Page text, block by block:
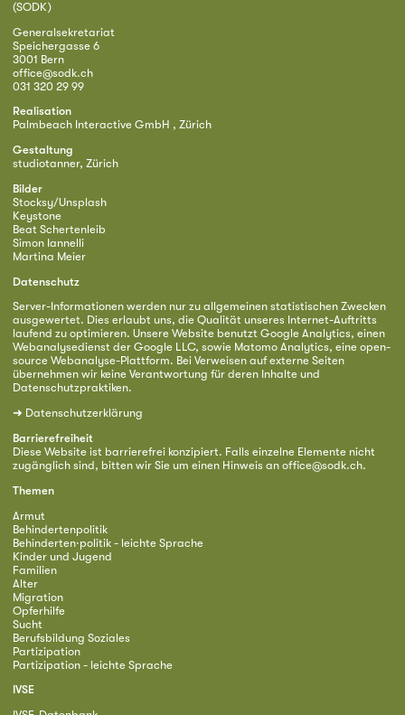
(SODK)
Generalsekretariat
Speichergasse 6
3001 Bern
office@sodk.ch
031 320 29 99
Realisation
Palmbeach Interactive GmbH , Zürich
Gestaltung
studiotanner, Zürich
Bilder
Stocksy/Unsplash
Keystone
Beat Schertenleib
Simon Iannelli
Martina Meier
Datenschutz
Server-Informationen werden nur zu allgemeinen statistischen Zwecken
ausgewertet. Dies erlaubt uns, die Qualität unseres Internet-Auftritts
laufend zu optimieren. Unsere Website benutzt Google Analytics, einen
Webanalysedienst der Google LLC, sowie Matomo Analytics, eine open-
source Webanalyse-Plattform. Bei Verweisen auf externe Seiten
übernehmen wir keine Verantwortung für deren Inhalte und
Datenschutzpraktiken.
➜ Datenschutzerklärung
Barrierefreiheit
Diese Website ist barrierefrei konzipiert. Falls einzelne Elemente nicht
zugänglich sind, bitten wir Sie um einen Hinweis an office@sodk.ch.
Themen
Armut
Behindertenpolitik
Behinderten·politik - leichte Sprache
Kinder und Jugend
Familien
Alter
Migration
Opferhilfe
Sucht
Berufsbildung Soziales
Partizipation
Partizipation - leichte Sprache
IVSE